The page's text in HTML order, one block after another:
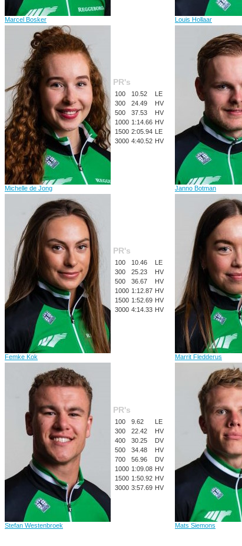
Marcel Bosker Louis Hollaar
Michelle de Jong
PR's
100 10.52
LE
300
24.49
HV
500
37.53
HV
1000 1:14.66 HV
1500 2:05.94 LE
3000 4:40.52 HV
Janno Botman
Femke Kok
PR's
100 10.46
LE
300
25.23
HV
500
36.67
HV
1000 1:12.87 HV
1500 1:52.69 HV
3000 4:14.33 HV
Marrit Fledderus
Stefan Westenbroek
PR's
100 9.62
LE
300
22.42
HV
400
30.25
DV
500
34.48
HV
700
56.96
DV
1000 1:09.08 HV
1500 1:50.92 HV
3000 3:57.69 HV
Mats Siemons